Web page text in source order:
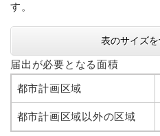
す。
表のサイズ
届出が必要となる面積
都市計画区域
都市計画区域以外の区域